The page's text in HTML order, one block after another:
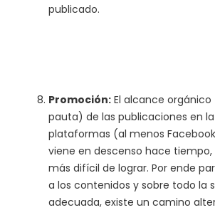
publicado.
Promoción: El alcance
pauta) de las publicaciones en
plataformas (al menos
viene en descenso hace tiempo,
más difícil de lograr. Por ende
a los contenidos y sobre todo la
adecuada, existe un camino